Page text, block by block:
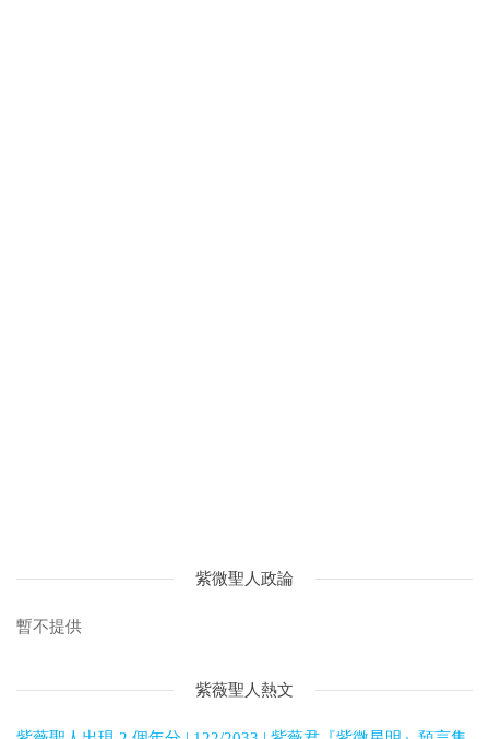
紫微聖人政論
暫不提供
紫薇聖人熱文